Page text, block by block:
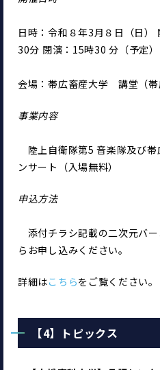
日時：令和８年3月８日（日
30分 閉演：15時30 分（予定）
会場：帯広畜産大学　講堂（
事業内容
陸上自衛隊第5 音楽隊及び帯
ンサート（入場無料）
申込方法
添付チラシ記載の二次元バ
らお申し込みください。
詳細はこちらをご覧ください。
【4】トピックス